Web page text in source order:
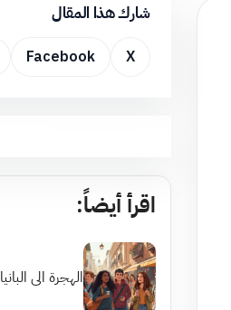
شارك هذا المقال
X
Facebook
اقرأ أيضاً:
الهجرة الى البانيا